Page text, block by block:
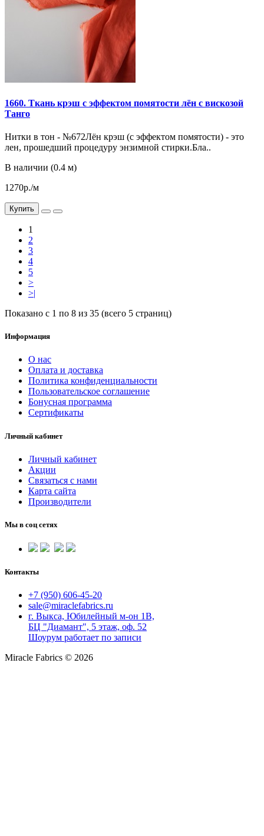
1660. Ткань крэш с эффектом помятости лён с вискозой
Танго
Нитки в тон - №672Лён крэш (с эффектом помятости) - это
лен, прошедший процедуру энзимной стирки.Бла..
В наличии (0.4 м)
1270р./м
Купить
1
2
3
4
5
>
>|
Показано с 1 по 8 из 35 (всего 5 страниц)
Информация
О нас
Оплата и доставка
Политика конфиденциальности
Пользовательское соглашение
Бонусная программа
Сертификаты
Личный кабинет
Личный кабинет
Акции
Связаться с нами
Карта сайта
Производители
Мы в соц сетях
Контакты
+7 (950) 606-45-20
sale@miraclefabrics.ru
г. Выкса, Юбилейный м-он 1В,
БЦ "Диамант", 5 этаж, оф. 52
Шоурум работает по записи
Miracle Fabrics © 2026